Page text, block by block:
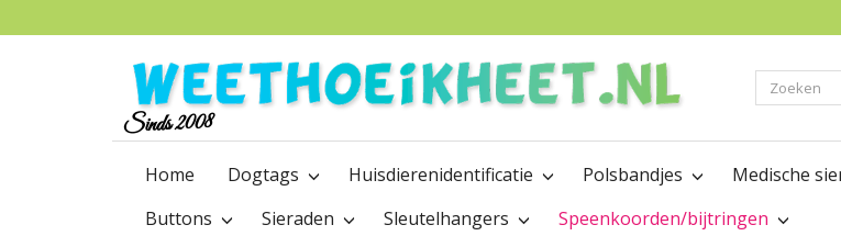
Sinds 2008
Zoeken
Home Dogtags Huisdierenidentificatie Polsbandjes Medische
Buttons
Sieraden Sleutelhangers Speenkoorden/bijtringen